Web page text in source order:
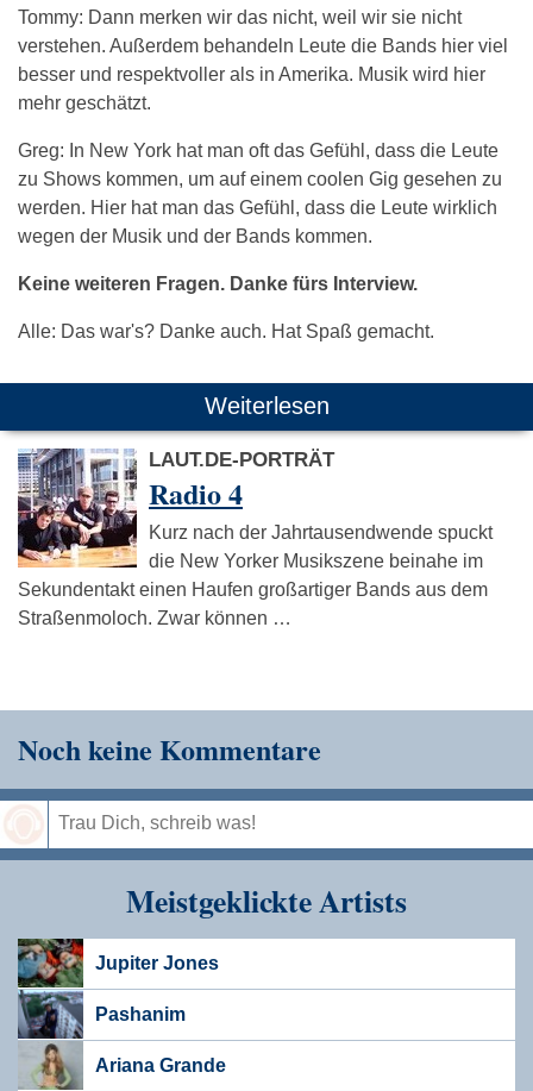
Tommy: Dann merken wir das nicht, weil wir sie nicht
verstehen. Außerdem behandeln Leute die Bands hier viel
besser und respektvoller als in Amerika. Musik wird hier
mehr geschätzt.
Greg: In New York hat man oft das Gefühl, dass die Leute
zu Shows kommen, um auf einem coolen Gig gesehen zu
werden. Hier hat man das Gefühl, dass die Leute wirklich
wegen der Musik und der Bands kommen.
Keine weiteren Fragen. Danke fürs Interview.
Alle: Das war's? Danke auch. Hat Spaß gemacht.
Weiterlesen
LAUT.DE-PORTRÄT
Radio 4
Kurz nach der Jahrtausendwende spuckt
die New Yorker Musikszene beinahe im
Sekundentakt einen Haufen großartiger Bands aus dem
Straßenmoloch. Zwar können …
Noch keine Kommentare
Meistgeklickte Artists
Jupiter Jones
Pashanim
Ariana Grande